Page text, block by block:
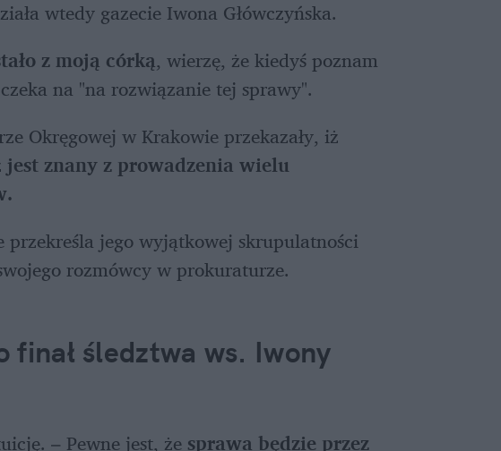
wtedy gazecie Iwona Główczyńska.
z moją córką, wierzę, że kiedyś poznam
na "na rozwiązanie tej sprawy".
Okręgowej w Krakowie przekazały, iż
jest znany z prowadzenia wielu
jego wyjątkowej skrupulatności
rozmówcy w prokuraturze.
śledztwa ws. Iwony
– Pewne jest, że sprawa będzie przez